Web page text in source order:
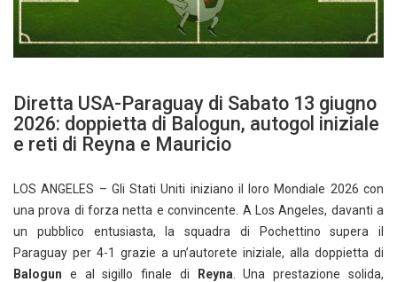
Diretta USA-Paraguay di Sabato 13 giugno
2026: doppietta di Balogun, autogol iniziale
e reti di Reyna e Mauricio
LOS ANGELES – Gli Stati Uniti iniziano il loro Mondiale 2026 con
una prova di forza netta e convincente. A Los Angeles, davanti a
un pubblico entusiasta, la squadra di Pochettino supera il
Paraguay per 4-1 grazie a un’autorete iniziale, alla doppietta di
Balogun e al sigillo finale di Reyna . Una prestazione solida,